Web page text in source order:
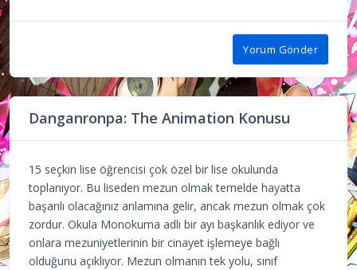
Yorum Gönder
Danganronpa: The Animation Konusu
15 seçkin lise öğrencisi çok özel bir lise okulunda
toplanıyor. Bu liseden mezun olmak temelde hayatta
başarılı olacağınız anlamına gelir, ancak mezun olmak çok
zordur. Okula Monokuma adlı bir ayı başkanlık ediyor ve
onlara mezuniyetlerinin bir cinayet işlemeye bağlı
olduğunu açıklıyor. Mezun olmanın tek yolu, sınıf